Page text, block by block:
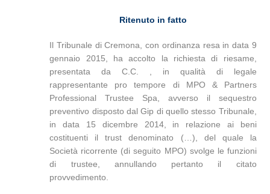
Ritenuto in fatto
Il Tribunale di Cremona, con ordinanza resa in data 9
gennaio 2015, ha accolto la richiesta di riesame,
presentata da C.C. , in qualità di legale
rappresentante pro tempore di MPO & Partners
Professional Trustee Spa, avverso il sequestro
preventivo disposto dal Gip di quello stesso Tribunale,
in data 15 dicembre 2014, in relazione ai beni
costituenti il trust denominato (…), del quale la
Società ricorrente (di seguito MPO) svolge le funzioni
di trustee, annullando pertanto il citato
provvedimento.